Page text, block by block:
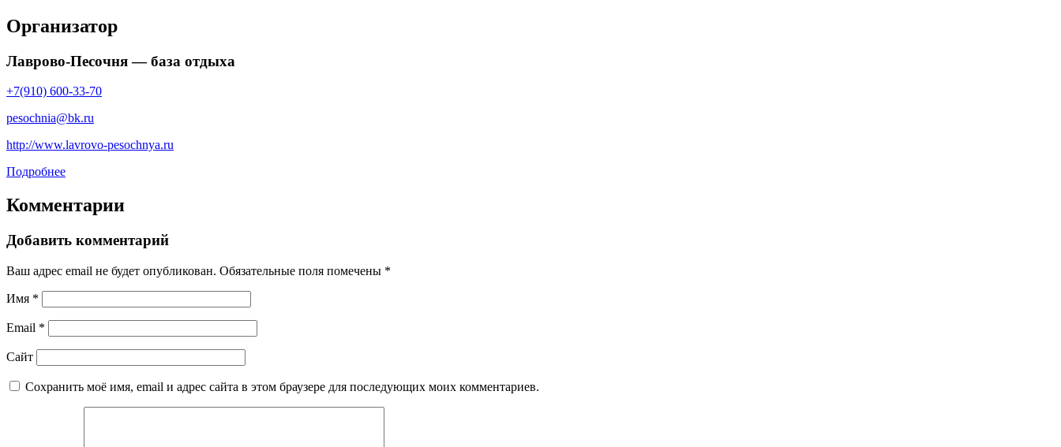
Организатор
Лаврово-Песочня — база отдыха
+7(910) 600-33-70
pesochnia@bk.ru
http://www.lavrovo-pesochnya.ru
Подробнее
Комментарии
Добавить комментарий
Ваш адрес email не будет опубликован. Обязательные поля помечены *
Имя *
Email *
Сайт
Сохранить моё имя, email и адрес сайта в этом браузере для последующих моих комментариев.